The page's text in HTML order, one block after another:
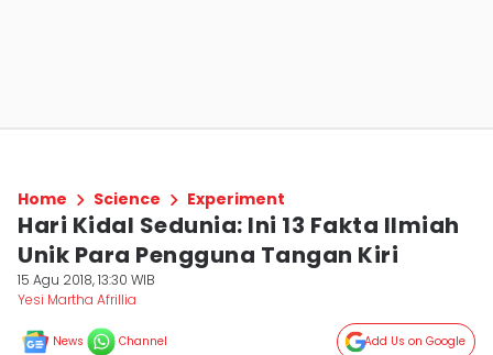
Home Science Experiment
Hari Kidal Sedunia: Ini 13 Fakta Ilmiah
Unik Para Pengguna Tangan Kiri
15 Agu 2018, 13:30 WIB
Yesi Martha Afrillia
News Channel Add Us on Google